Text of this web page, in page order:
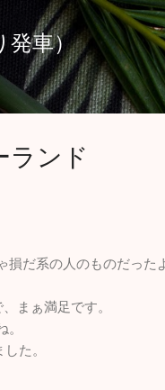
スキップしてメイン
発車）
ランド
損だ系の人のものだっ
まぁ満足です。
た。